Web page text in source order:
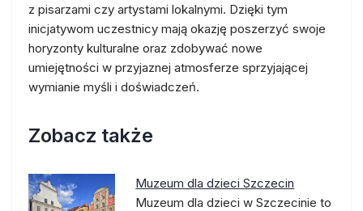
z pisarzami czy artystami lokalnymi. Dzięki tym
inicjatywom uczestnicy mają okazję poszerzyć swoje
horyzonty kulturalne oraz zdobywać nowe
umiejętności w przyjaznej atmosferze sprzyjającej
wymianie myśli i doświadczeń.
Zobacz także
Muzeum dla dzieci Szczecin
Muzeum dla dzieci w Szczecinie to